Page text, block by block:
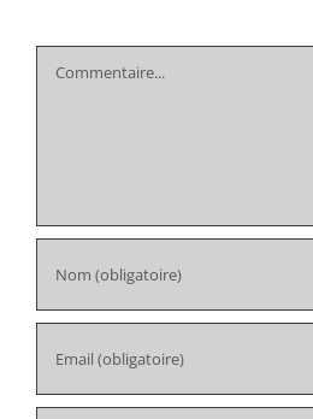
Comment